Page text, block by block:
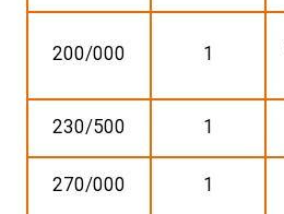
1
200/000
1
230/500
1
270/000